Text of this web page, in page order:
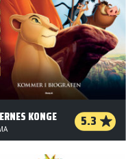
KONGE 5.3